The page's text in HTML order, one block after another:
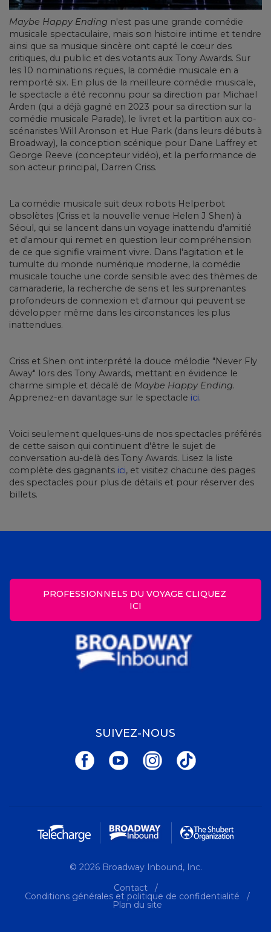
Maybe Happy Ending n'est pas une grande comédie
musicale spectaculaire, mais son histoire intime et tendre
ainsi que sa musique sincère ont capté le cœur des
critiques, du public et des votants aux Tony Awards. Sur
les 10 nominations reçues, la comédie musicale en a
remporté six. En plus de la meilleure comédie musicale,
le spectacle a été reconnu pour sa direction par Michael
Arden (qui a déjà gagné en 2023 pour sa direction sur la
comédie musicale Parade), le livret et la partition aux co-
scénaristes Will Aronson et Hue Park (dans leurs débuts à
Broadway), la conception scénique pour Dane Laffrey et
George Reeve (concepteur vidéo), et la performance de
son acteur principal, Darren Criss.
La comédie musicale suit deux robots Helperbot
obsolètes (Criss et la nouvelle venue Helen J Shen) à
Séoul, qui se lancent dans un voyage inattendu d'amitié
et d'amour qui remet en question leur compréhension
de ce que signifie vraiment vivre. Dans l'agitation et le
tumulte du monde numérique moderne, la comédie
musicale touche une corde sensible avec des thèmes de
camaraderie, la recherche de sens et les surprenantes
profondeurs de connexion et d'amour qui peuvent se
développer même dans les circonstances les plus
inattendues.
Criss et Shen ont interprété la douce mélodie "Never Fly
Away" lors des Tony Awards, mettant en évidence le
charme simple et décalé de Maybe Happy Ending.
Apprenez-en davantage sur le spectacle ici.
Voici seulement quelques-uns de nos spectacles préférés
de cette saison qui continuent d'être le sujet de
conversation au-delà des Tony Awards. Lisez la liste
complète des gagnants ici, et visitez chacune des pages
des spectacles pour plus de détails et pour réserver des
billets.
PROFESSIONNELS DU VOYAGE CLIQUEZ
ICI
SUIVEZ-NOUS
© 2026 Broadway Inbound, Inc.
Contact
Conditions générales et politique de confidentialité
Plan du site